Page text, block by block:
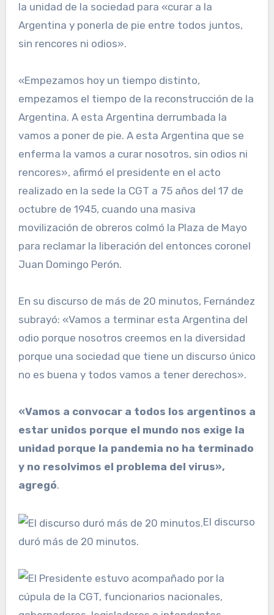
la unidad de la sociedad para «curar a la
Argentina y ponerla de pie entre todos juntos,
sin rencores ni odios».
«Empezamos hoy un tiempo distinto,
empezamos el tiempo de la reconstrucción de la
Argentina. A esta Argentina derrumbada la
vamos a poner de pie. A esta Argentina que se
enferma la vamos a curar nosotros, sin odios ni
rencores», afirmó el presidente en el acto
realizado en la sede la CGT a 75 años del 17 de
octubre de 1945, cuando una masiva
movilización de obreros colmó la Plaza de Mayo
para reclamar la liberación del entonces coronel
Juan Domingo Perón.
En su discurso de más de 20 minutos, Fernández
subrayó: «Vamos a terminar esta Argentina del
odio porque nosotros creemos en la diversidad
porque una sociedad que tiene un discurso único
no es buena y todos vamos a tener derechos».
«Vamos a convocar a todos los argentinos a
estar unidos porque el mundo nos exige la
unidad porque la pandemia no ha terminado
y no resolvimos el problema del virus»,
agregó.
El discurso
duró más de 20 minutos.